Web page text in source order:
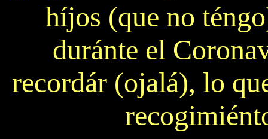
híjos (que no
duránte el
recordár (ojalá), lo